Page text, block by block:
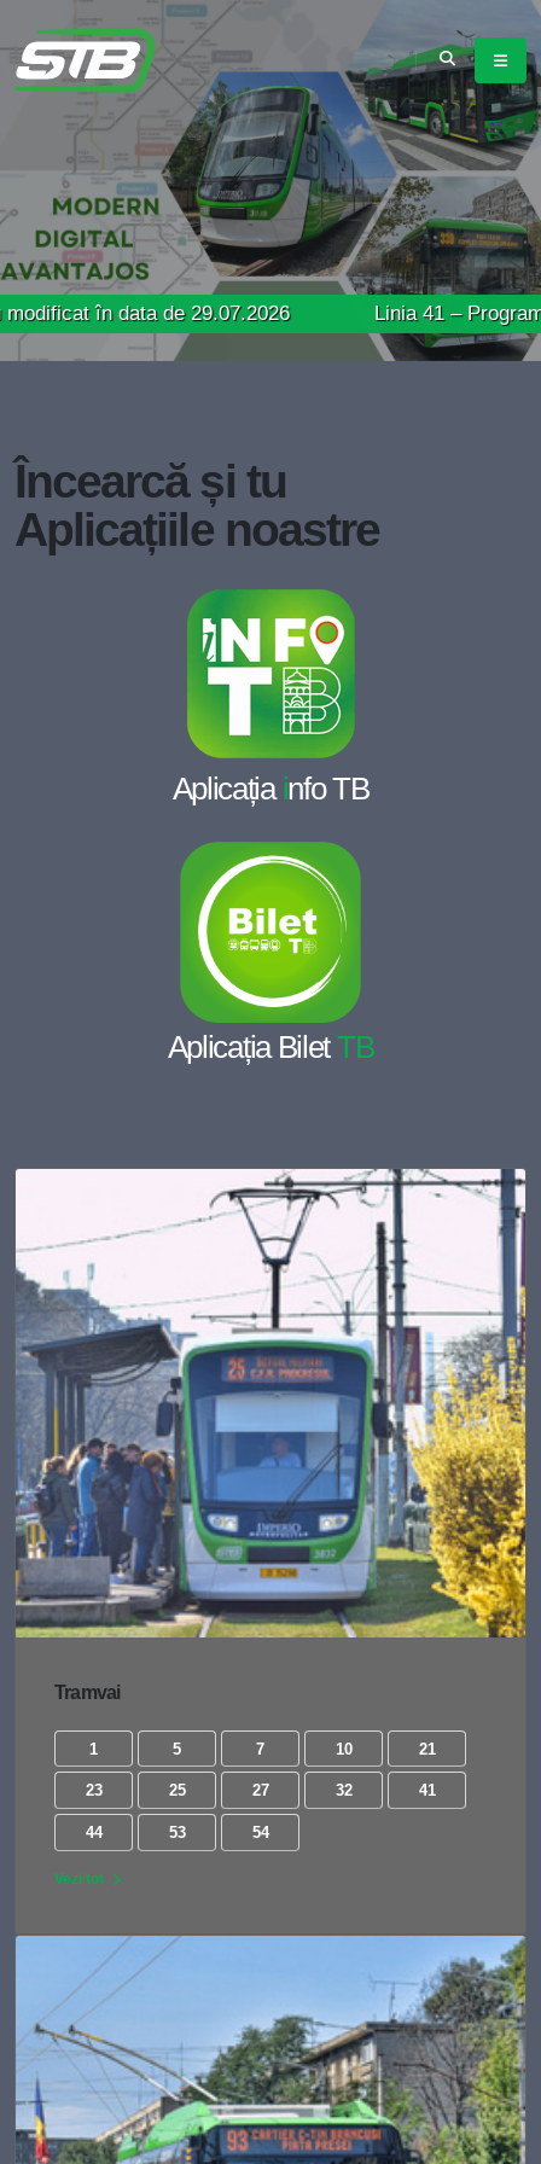
data de 29.07.2026 Linia 41 – Program de
Încearcă și tu
Aplicațiile noastre
Aplicația info TB
Aplicația BiletTB
Tramvai
1 5 7 10 21
23 25 27 32 41
44 53 54
Vezi tot